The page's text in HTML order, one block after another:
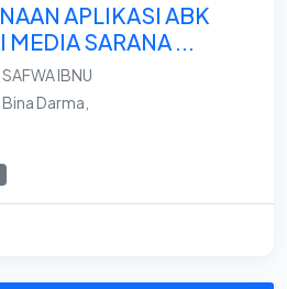
APLIKASI ABK
MEDIA SARANA ...
IBNU
Darma,